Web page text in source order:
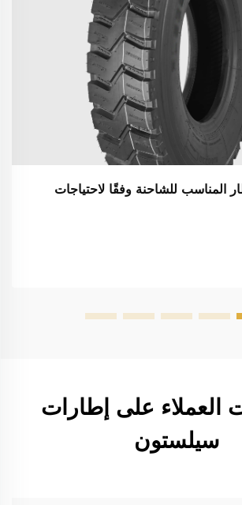
المناسب للشاحنة وفقًا لاحتياجات
العملاء على إطارات
سيلستون